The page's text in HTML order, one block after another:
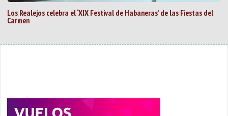
Los Realejos celebra el ‘XIX Festival de Habaneras’ de las Fiestas del
Carmen